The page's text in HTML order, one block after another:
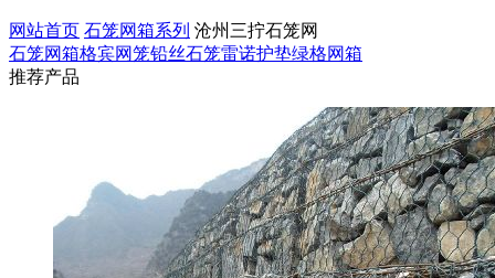
网站首页 石笼网箱系列 沧州三拧石笼网
石笼网箱格宾网笼铅丝石笼雷诺护垫绿格网箱
推荐产品